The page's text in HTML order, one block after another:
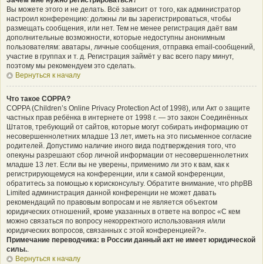
Вы можете этого и не делать. Всё зависит от того, как администратор
настроил конференцию: должны ли вы зарегистрироваться, чтобы
размещать сообщения, или нет. Тем не менее регистрация даёт вам
дополнительные возможности, которые недоступны анонимным
пользователям: аватары, личные сообщения, отправка email-сообщений,
участие в группах и т. д. Регистрация займёт у вас всего пару минут,
поэтому мы рекомендуем это сделать.
Вернуться к началу
Что такое COPPA?
COPPA (Children’s Online Privacy Protection Act of 1998), или Акт о защите
частных прав ребёнка в интернете от 1998 г. — это закон Соединённых
Штатов, требующий от сайтов, которые могут собирать информацию от
несовершеннолетних младше 13 лет, иметь на это письменное согласие
родителей. Допустимо наличие иного вида подтверждения того, что
опекуны разрешают сбор личной информации от несовершеннолетних
младше 13 лет. Если вы не уверены, применимо ли это к вам, как к
регистрирующемуся на конференции, или к самой конференции,
обратитесь за помощью к юрисконсульту. Обратите внимание, что phpBB
Limited администрация данной конференции не может давать
рекомендаций по правовым вопросам и не является объектом
юридических отношений, кроме указанных в ответе на вопрос «С кем
можно связаться по вопросу некорректного использования и/или
юридических вопросов, связанных с этой конференцией?».
Примечание переводчика: в России данный акт не имеет юридической
силы..
Вернуться к началу